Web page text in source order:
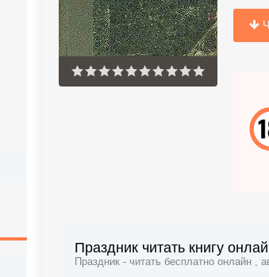
Праздник читать книгу
Праздник - читать бесплатно онлайн ,